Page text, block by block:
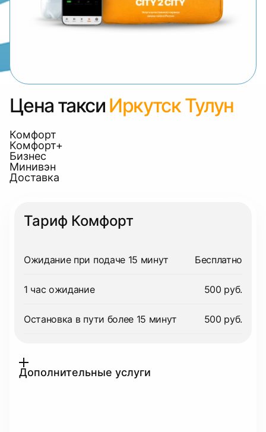
Цена такси Иркутск Тулун
Комфорт
Комфорт+
Бизнес
Минивэн
Доставка
Тариф Комфорт
Ожидание при подаче 15 минут Бесплатно
1 час ожидание 500 руб.
Остановка в пути более 15 минут 500 руб.
Дополнительные услуги